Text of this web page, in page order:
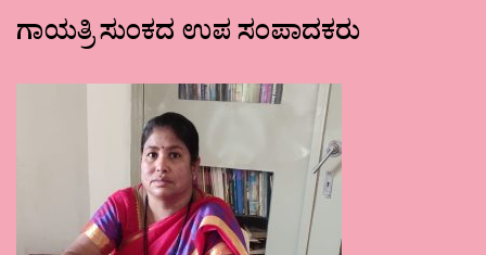
ಗಾಯತ್ರಿ ಸುಂಕದ ಉಪ ಸಂಪಾದಕರು